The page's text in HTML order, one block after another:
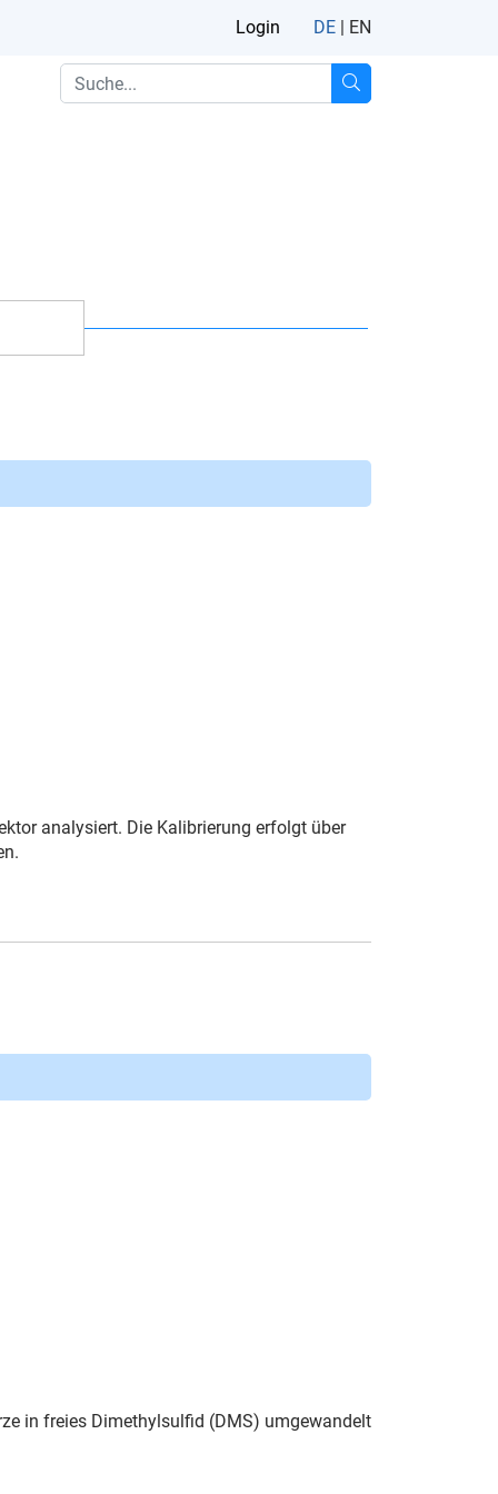
Login DE | EN
analysiert. Die Kalibrierung erfolgt über
in freies Dimethylsulfid (DMS) umgewandelt